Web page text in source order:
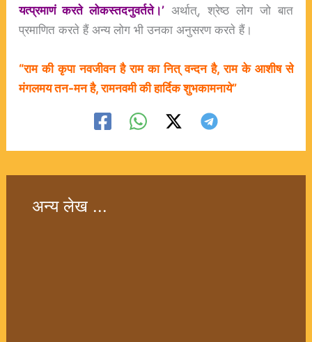
यत्प्रमाणं करते लोकस्तदनुवर्तते।’अर्थात्, श्रेष्ठ लोग जो बात
प्रमाणित करते हैं अन्य लोग भी उनका अनुसरण करते हैं।
“राम की कृपा नवजीवन है राम का नित् वन्दन है, राम के आशीष से
मंगलमय तन-मन है, ‪रामनवमी‬ की हार्दिक शुभकामनाये”
अन्य लेख ...